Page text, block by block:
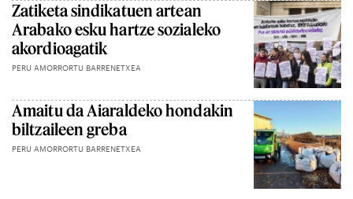
Zatiketa sindikatuen artean
Arabako esku hartze sozialeko
akordioagatik
PERU AMORRORTU BARRENETXEA
Amaitu da Aiaraldeko hondakin
biltzaileen greba
PERU AMORRORTU BARRENETXEA